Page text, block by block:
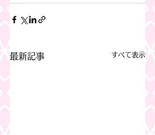
最新記事 すべて表示